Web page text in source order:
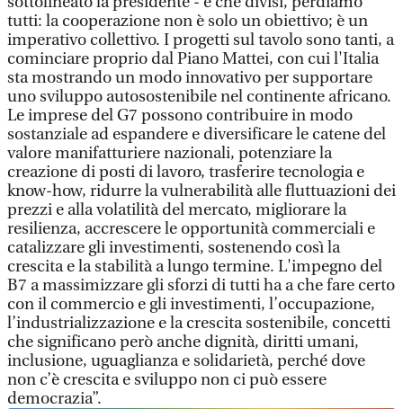
tutti: la cooperazione non è solo un obiettivo; è un
imperativo collettivo. I progetti sul tavolo sono tanti, a
cominciare proprio dal Piano Mattei, con cui l'Italia
sta mostrando un modo innovativo per supportare
uno sviluppo autosostenibile nel continente africano.
Le imprese del G7 possono contribuire in modo
sostanziale ad espandere e diversificare le catene del
valore manifatturiere nazionali, potenziare la
creazione di posti di lavoro, trasferire tecnologia e
know-how, ridurre la vulnerabilità alle fluttuazioni dei
prezzi e alla volatilità del mercato, migliorare la
resilienza, accrescere le opportunità commerciali e
catalizzare gli investimenti, sostenendo così la
crescita e la stabilità a lungo termine. L'impegno del
B7 a massimizzare gli sforzi di tutti ha a che fare certo
con il commercio e gli investimenti, l’occupazione,
l’industrializzazione e la crescita sostenibile, concetti
che significano però anche dignità, diritti umani,
inclusione, uguaglianza e solidarietà, perché dove
non c’è crescita e sviluppo non ci può essere
democrazia”.